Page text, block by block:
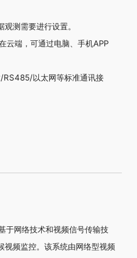
测需要进行设置。
云端，可通过电脑、手机APP
以太网等标准通讯接
网络技术和视频信号传输技
视频监控。该系统由网络型视频